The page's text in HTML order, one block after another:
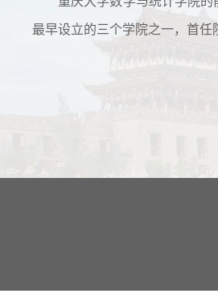
最早设立的三个学院之一，首任